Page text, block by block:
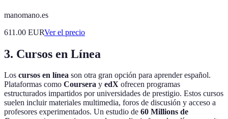
manomano.es
611.00 EURVer el precio
3. Cursos en Línea
Los cursos en línea son otra gran opción para aprender español.
Plataformas como Coursera y edX ofrecen programas
estructurados impartidos por universidades de prestigio. Estos cursos
suelen incluir materiales multimedia, foros de discusión y acceso a
profesores experimentados. Un estudio de 60 Millions de